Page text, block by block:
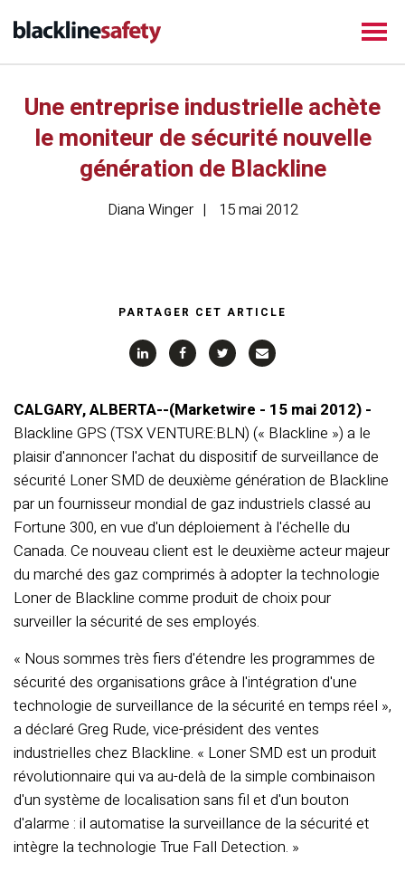
Une entreprise industrielle achète
le moniteur de sécurité nouvelle
génération de Blackline
Diana Winger 15 mai 2012
PARTAGER CET ARTICLE
CALGARY, ALBERTA--(Marketwire - 15 mai 2012) -
Blackline GPS (TSX VENTURE:BLN) (« Blackline ») a le
plaisir d'annoncer l'achat du dispositif de surveillance de
sécurité Loner SMD de deuxième génération de Blackline
par un fournisseur mondial de gaz industriels classé au
Fortune 300, en vue d'un déploiement à l'échelle du
Canada. Ce nouveau client est le deuxième acteur majeur
du marché des gaz comprimés à adopter la technologie
Loner de Blackline comme produit de choix pour
surveiller la sécurité de ses employés.
« Nous sommes très fiers d'étendre les programmes de
sécurité des organisations grâce à l'intégration d'une
technologie de surveillance de la sécurité en temps réel »,
a déclaré Greg Rude, vice-président des ventes
industrielles chez Blackline. « Loner SMD est un produit
révolutionnaire qui va au-delà de la simple combinaison
d'un système de localisation sans fil et d'un bouton
d'alarme : il automatise la surveillance de la sécurité et
intègre la technologie True Fall Detection. »